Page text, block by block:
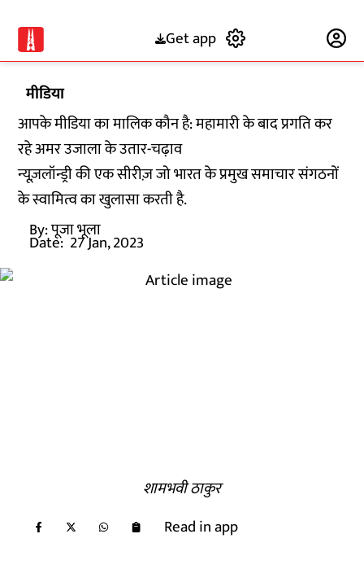
Get app
मीडिया
आपके मीडिया का मालिक कौन है: महामारी के बाद प्रगति कर
रहे अमर उजाला के उतार-चढ़ाव
न्यूज़लॉन्ड्री की एक सीरीज़ जो भारत के प्रमुख समाचार संगठनों
के स्वामित्व का खुलासा करती है.
By:पूजा भूला
Date: 27 Jan, 2023
शामभवी ठाकुर
Read in app